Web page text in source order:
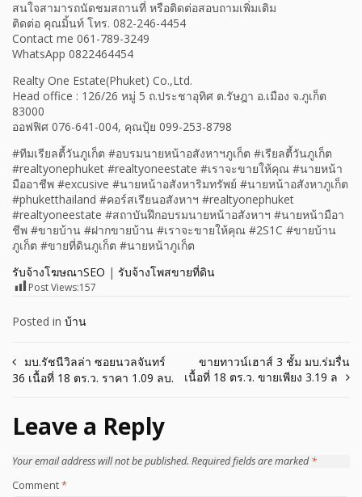
สนใจสามารถนัดชมสถานที่ หรือติดต่อสอบถามเพิ่มเติม
ติดต่อ คุณมิ้นท์ โทร. 082-246-4454
Contact me 061-789-3249
WhatsApp 0822464454
Realty One Estate(Phuket) Co.,Ltd.
Head office : 126/26 หมู่ 5 ถ.ประชาอุทิศ ต.รัษฎา อ.เมือง จ.ภูเก็ต
83000
ออฟฟิศ 076-641-004, คุณปุ้ย 099-253-8798
#ทีมเรียลตี้วันภูเก็ต #อบรมนายหน้าอสังหาฯภูเก็ต #เรียลตี้วันภูเก็ต
#realtyonephuket #realtyoneestate #เราจะขายให้คุณ #นายหน้า
มืออาชีพ #excusive #นายหน้าอสังหาริมทรัพย์ #นายหน้าอสังหาภูเก็ต
#phuketthailand #คอร์สเรียนอสังหาฯ #realtyonephuket
#realtyoneestate #สถาบันฝึกอบรมนายหน้าอสังหาฯ #นายหน้ามือา
ชีพ #ขายบ้าน #ฝากขายบ้าน #เราจะขายให้คุณ #2S1C #ขายบ้าน
ภูเก็ต #ขายที่ดินภูเก็ต #นายหน้าภูเก็ต
รับจ้างโฆษณาSEO | รับจ้างโพสขายที่ดิน
Post Views:157
Posted in บ้าน
Post
มบ.รัชนีวิลล่า ซอยนวลจันทร์
36 เนื้อที่ 18 ตร.ว. ราคา 1.09 ลบ.
ขายทาวน์เฮาส์ 3 ชั้ม มบ.ร่มรื่น
เนื้อที่ 18 ตร.ว. ขายเพียง 3.19 ล
Leave a Reply
Your email address will not be published. Required fields are marked*
Comment*